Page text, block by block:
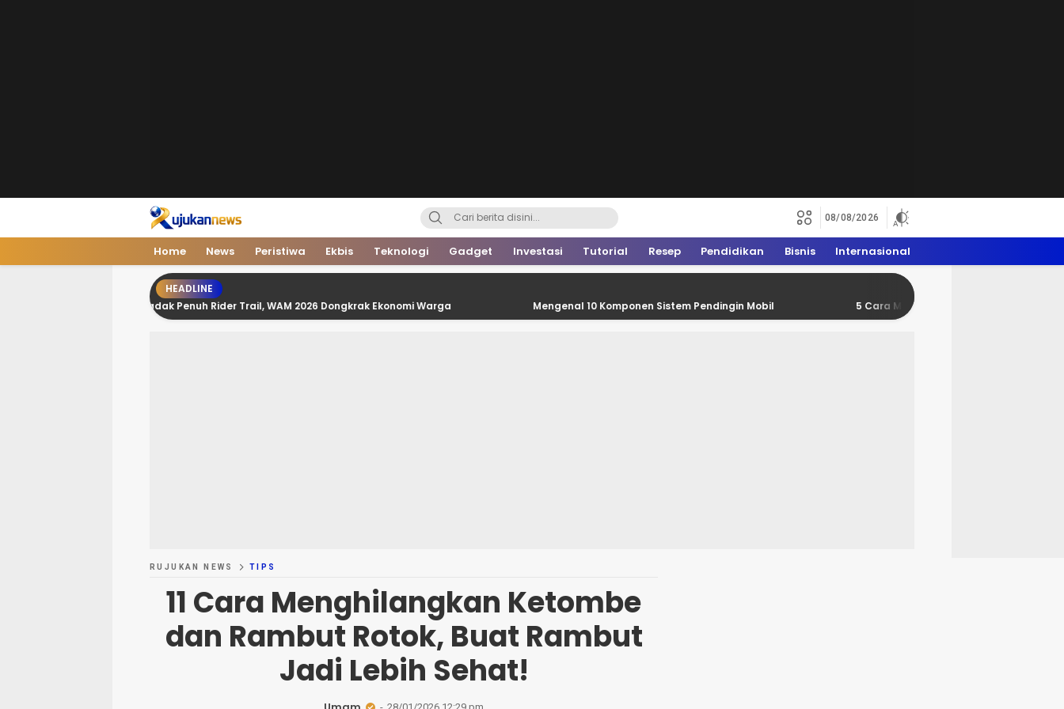
08/08/2026
Home News Peristiwa Ekbis Teknologi Gadget Investasi Tutorial Resep Pendidikan Bisnis Internasional
HEADLINE
Malino Mendadak Penuh Rider Trail, WAM 2026 Dongkrak Ekonomi Warga
Mengenal 10 Komponen Sistem Pendingin Mobil 5 Cara Mengatasi Mesin Overheat Pada Mobil
RUJUKAN NEWS TIPS
11 Cara Menghilangkan Ketombe
dan Rambut Rotok, Buat Rambut
Jadi Lebih Sehat!